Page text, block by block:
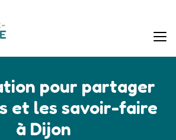
pour partager
et les savoir-faire
à Dijon